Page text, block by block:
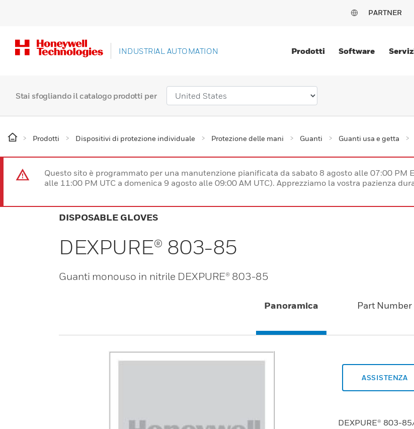
PARTNER
INDUSTRIAL AUTOMATION Prodotti Software
Stai sfogliando il catalogo prodotti per
Prodotti Dispositivi di protezione individuale Protezione delle mani Guanti Guanti usa e getta
Questo sito è programmato per una manutenzione pianificata da sabato 8 agosto alle 07:00 PM
alle 11:00 PM UTC a domenica 9 agosto alle 09:00 AM UTC). Apprezziamo la vostra pazienza
DISPOSABLE GLOVES
DEXPURE® 803-85
Guanti monouso in nitrile DEXPURE® 803-85
Panoramica Part Number
ASSISTENZA
DEXPURE® 803-